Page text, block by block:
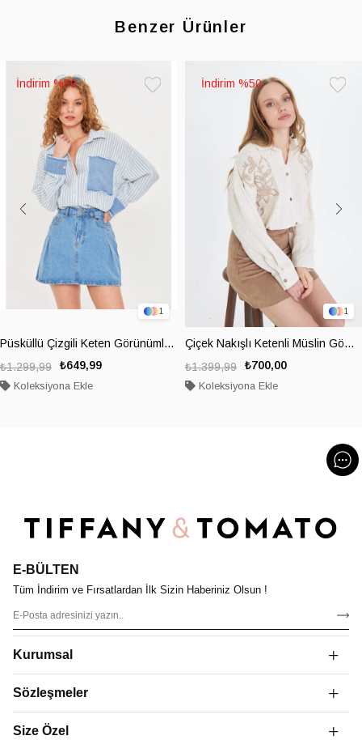
Benzer Ürünler
1
Püsküllü Çizgili Keten Görünümlü Gömlek
₺649,99
₺1.299,99
Koleksiyona Ekle
%50
1
Çiçek Nakışlı Ketenli Müslin Gömlek
₺700,00
₺1.399,99
Koleksiyona Ekle
%50
E-BÜLTEN
Tüm İndirim ve Fırsatlardan İlk Sizin Haberiniz Olsun !
Kurumsal
Sözleşmeler
Size Özel